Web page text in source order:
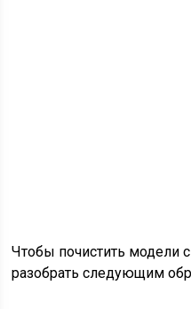
Чтобы почистить модели
разобрать следующим